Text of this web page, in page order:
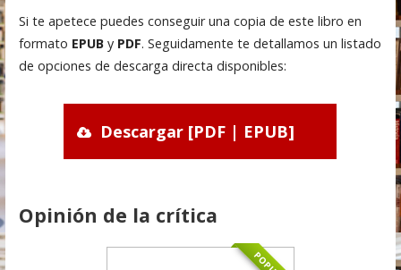
Si te apetece puedes conseguir una copia de este libro en
formato EPUBy PDF. Seguidamente te detallamos un listado
de opciones de descarga directa disponibles:
Descargar [PDF | EPUB]
Opinión de la crítica